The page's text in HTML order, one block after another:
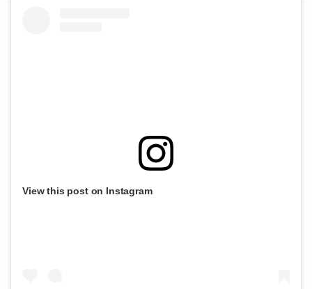
View this post on Instagram